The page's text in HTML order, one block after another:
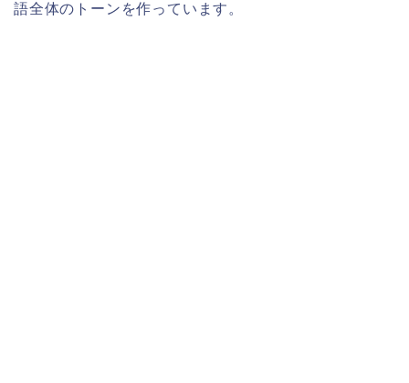
語全体のトーンを作っています。